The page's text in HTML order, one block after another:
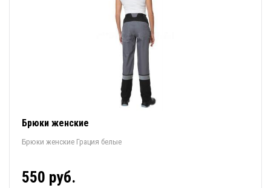
Брюки женские
Брюки женские Грация белые
550 руб.